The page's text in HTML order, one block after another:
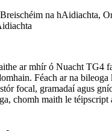
Breischéim na hAidiachta,
ar mhír ó Nuacht TG4
Féach ar na bileoga
focal, gramadaí agus
chomh maith le téipscript